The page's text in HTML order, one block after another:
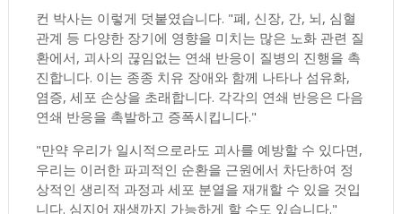
컨 박사는 이렇게 덧붙였습니다. "폐, 신장, 간, 뇌, 심혈
관계 등 다양한 장기에 영향을 미치는 많은 노화 관련 질
환에서, 괴사의 끊임없는 연쇄 반응이 질병의 진행을 촉
진합니다. 이는 종종 치유 장애와 함께 나타나 섬유화,
염증, 세포 손상을 초래합니다. 각각의 연쇄 반응은 다음
연쇄 반응을 촉발하고 증폭시킵니다."
"만약 우리가 일시적으로라도 괴사를 예방할 수 있다면,
우리는 이러한 파괴적인 순환을 근원에서 차단하여 정
상적인 생리적 과정과 세포 분열을 재개할 수 있을 것입
니다. 심지어 재생까지 가능하게 할 수도 있습니다."